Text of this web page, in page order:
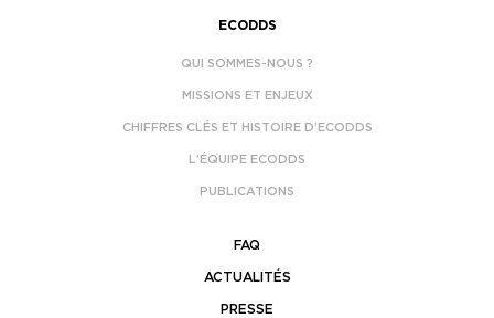
ECODDS
QUI SOMMES-NOUS ?
MISSIONS ET ENJEUX
CHIFFRES CLÉS ET HISTOIRE D’ECODDS
L’ÉQUIPE ECODDS
PUBLICATIONS
FAQ
ACTUALITÉS
PRESSE